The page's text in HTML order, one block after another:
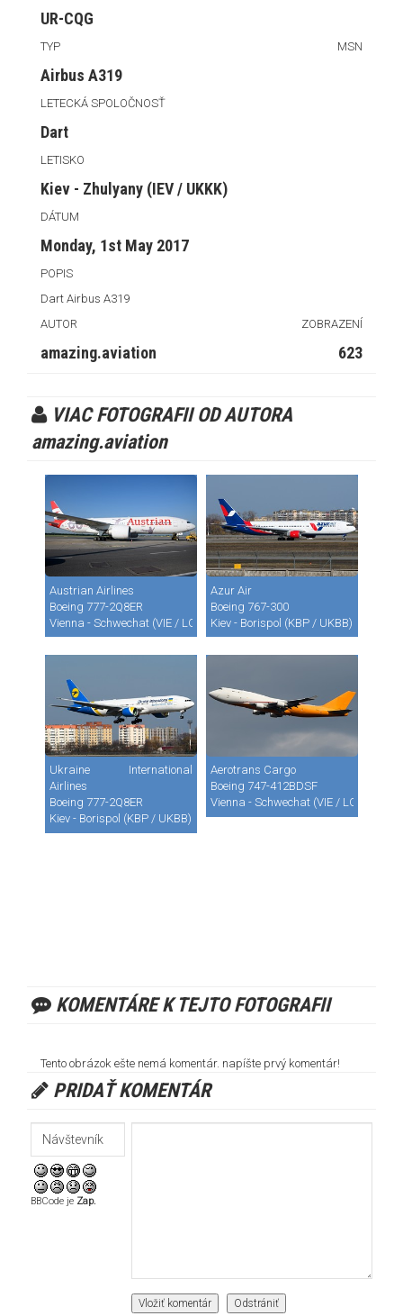
UR-CQG
TYP MSN
Airbus A319
LETECKÁ SPOLOČNOSŤ
Dart
LETISKO
Kiev - Zhulyany (IEV / UKKK)
DÁTUM
Monday, 1st May 2017
POPIS
Dart Airbus A319
AUTOR
ZOBRAZENÍ
amazing.aviation 623
VIAC FOTOGRAFII OD AUTORA
amazing.aviation
Austrian Airlines
Boeing 777-2Q8ER
Vienna - Schwechat (VIE / LOWW)
Azur Air
Boeing 767-300
Kiev - Borispol (KBP / UKBB)
Ukraine International
Airlines
Boeing 777-2Q8ER
Kiev - Borispol (KBP / UKBB)
Aerotrans Cargo
Boeing 747-412BDSF
Vienna - Schwechat (VIE / LOWW)
KOMENTÁRE K TEJTO FOTOGRAFII
Tento obrázok ešte nemá komentár. napíšte prvý komentár!
PRIDAŤ KOMENTÁR
BBCode je Zap.